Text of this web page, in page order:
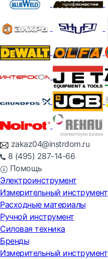
zakaz04@instrdom.ru
8 (495) 287-14-66
Помощь
Электроинструмент
Измерительный инструмент
Расходные материалы
Ручной инструмент
Силовая техника
Бренды
Измерительный инструмент